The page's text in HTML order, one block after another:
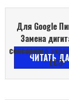
Для Google
Замена
сенсорного
LCD
ЧИТАТЬ